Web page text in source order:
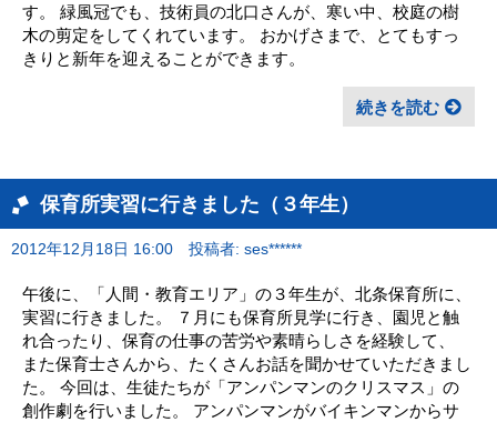
す。 緑風冠でも、技術員の北口さんが、寒い中、校庭の樹
木の剪定をしてくれています。 おかげさまで、とてもすっ
きりと新年を迎えることができます。
続きを読む
保育所実習に行きました（３年生）
2012年12月18日 16:00 投稿者: ses******
午後に、「人間・教育エリア」の３年生が、北条保育所に、
実習に行きました。 ７月にも保育所見学に行き、園児と触
れ合ったり、保育の仕事の苦労や素晴らしさを経験して、
また保育士さんから、たくさんお話を聞かせていただきまし
た。 今回は、生徒たちが「アンパンマンのクリスマス」の
創作劇を行いました。 アンパンマンがバイキンマンからサ